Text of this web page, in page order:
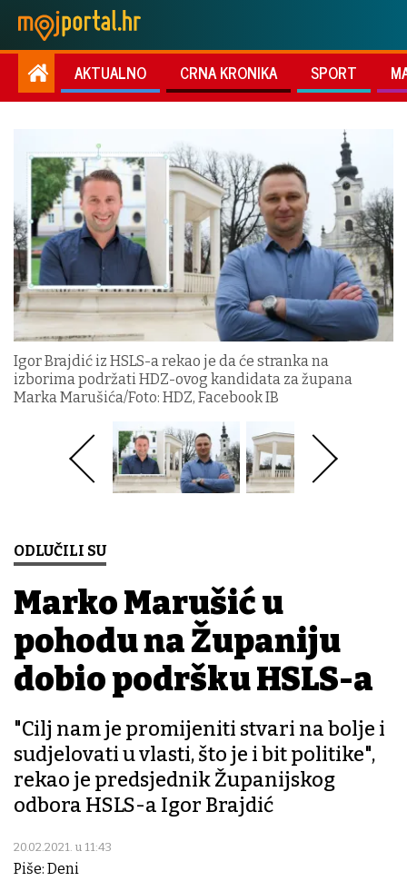
AKTUALNO CRNA KRONIKA SPORT
Igor Brajdić iz HSLS-a rekao je da će stranka na
izborima podržati HDZ-ovog kandidata za župana
Marka Marušića/Foto: HDZ, Facebook IB
ODLUČILI SU
Marko Marušić u
pohodu na Županiju
dobio podršku HSLS-a
"Cilj nam je promijeniti stvari na bolje i
sudjelovati u vlasti, što je i bit politike",
rekao je predsjednik Županijskog
odbora HSLS-a Igor Brajdić
20.02.2021. u 11:43
Piše: Deni